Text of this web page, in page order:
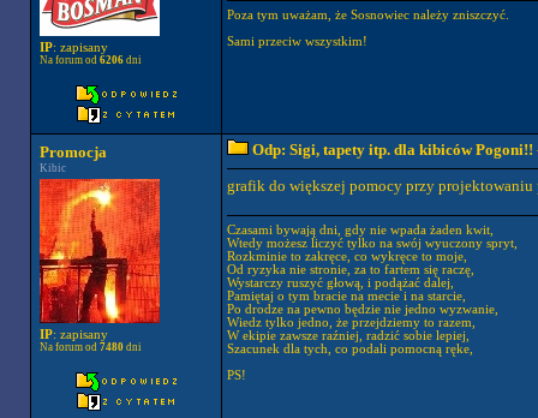
IP: zapisany
Na forum od 6206dni
Poza tym uważam, że Sosnowiec należy zniszczyć.
Sami przeciw wszystkim!
Promocja
Kibic
IP: zapisany
Na forum od 7480dni
Odp: Sigi, tapety itp. dla kibiców Pogoni!!
grafik do większej pomocy przy projektowaniu
Czasami bywają dni, gdy nie wpada żaden kwit,
Wtedy możesz liczyć tylko na swój wyuczony spryt,
Rozkminie to zakręce, co wykręce to moje,
Od ryzyka nie stronie, za to fartem się raczę,
Wystarczy ruszyć głową, i podążać dalej,
Pamiętaj o tym bracie na mecie i na starcie,
Po drodze na pewno będzie nie jedno wyzwanie,
Wiedz tylko jedno, że przejdziemy to razem,
W ekipie zawsze raźniej, radzić sobie lepiej,
Szacunek dla tych, co podali pomocną ręke,
PS!